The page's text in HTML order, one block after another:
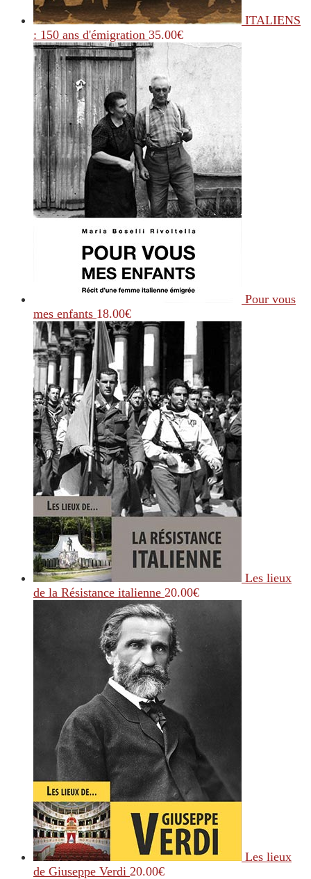
ITALIENS
: 150 ans d'émigration 35.00€
Pour vous
mes enfants 18.00€
Les lieux
de la Résistance italienne 20.00€
Les lieux
de Giuseppe Verdi 20.00€